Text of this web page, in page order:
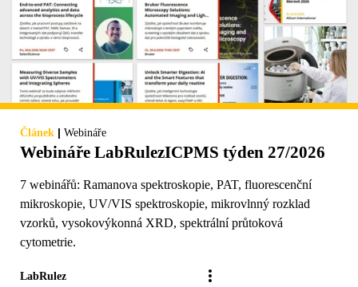
Článek | Webináře
Webináře LabRulezICPMS týden 27/2026
7 webinářů: Ramanova spektroskopie, PAT, fluorescenční
mikroskopie, UV/VIS spektroskopie, mikrovlnný rozklad
vzorků, vysokovýkonná XRD, spektrální průtoková
cytometrie.
LabRulez